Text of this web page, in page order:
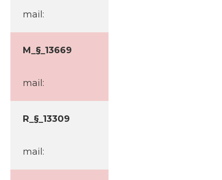
mail:
M_§_13669
mail:
R_§_13309
mail: